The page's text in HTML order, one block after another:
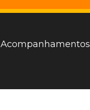
Acompanhamentos